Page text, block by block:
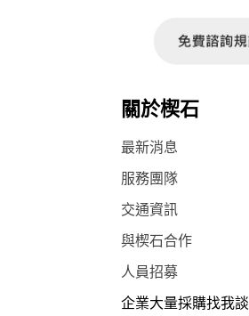
關於楔石
最新消息
服務團隊
交通資訊
與楔石合作
人員招募
企業大量採購找我談